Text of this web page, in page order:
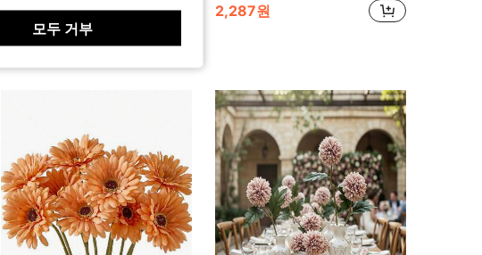
2,059원
높은 재방문 고객
2,287원
모두 거부